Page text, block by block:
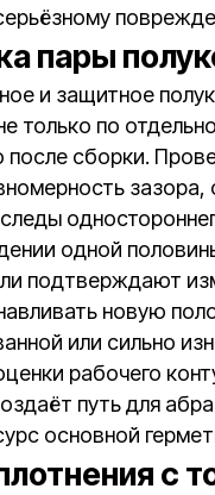
пары
и защитное
только по
сборки.
зазора,
одной
подтверждают
новую
или сильно
рабочего
путь для
основной
с